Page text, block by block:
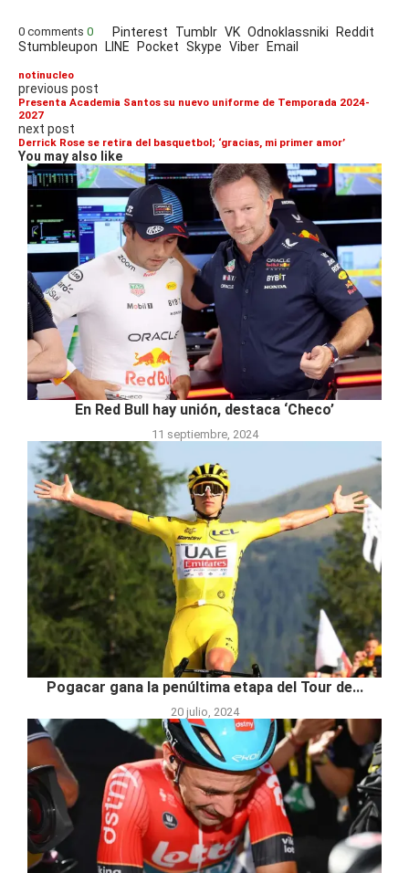
0 comments 0 Pinterest Tumblr VK Odnoklassniki
Reddit
Stumbleupon
LINE Pocket Skype Viber Email
notinucleo
previous post
Presenta Academia Santos su nuevo uniforme de Temporada 2024-
2027
next post
Derrick Rose se retira del basquetbol; ‘gracias, mi primer amor’
You may also like
En Red Bull hay unión, destaca ‘Checo’
11 septiembre, 2024
Pogacar gana la penúltima etapa del Tour de...
20 julio, 2024